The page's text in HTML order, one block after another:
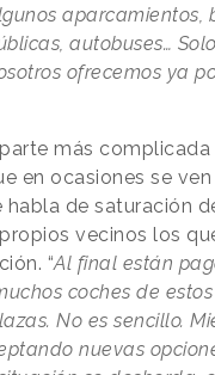
aparcamientos,
autobuses…
ofrecemos ya
más complicada
en ocasiones se
de saturación
vecinos los
“Al final están
coches de
No es sencillo.
nuevas